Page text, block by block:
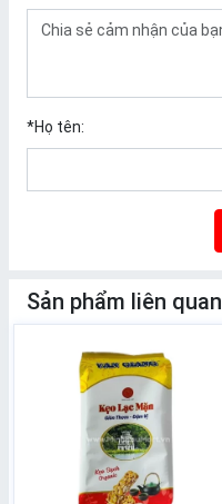
*Họ tên:
Sản phẩm liên quan